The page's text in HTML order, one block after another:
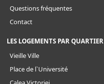
Questions fréquentes
Contact
LES LOGEMENTS PAR QUARTIER
Vieille Ville
Place de l`Université